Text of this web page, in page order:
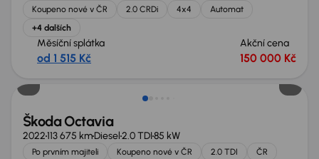
Koupeno nové v ČR 2.0 CRDi 4x4
Automat
+4 dalších
Měsíční splátka
od 1 515 Kč
Akční cena
150 000 Kč
Možnost odpočtu DPH
Škoda Octavia
2022113 675 kmDiesel2.0 TDI85 kW
Po prvním majiteli Koupeno nové v ČR 2.0 TDI
ČR